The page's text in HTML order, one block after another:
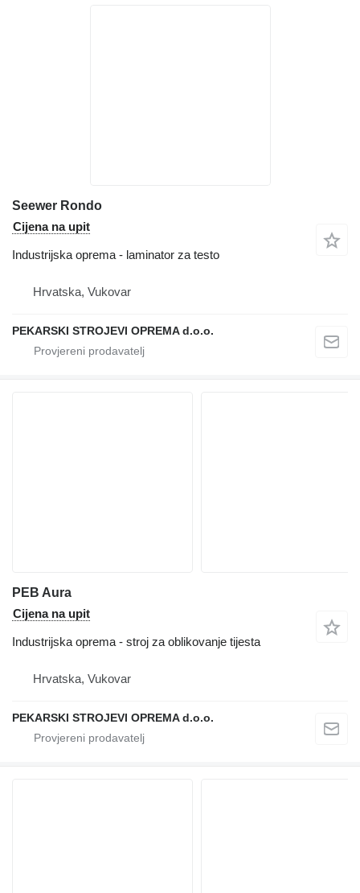
Seewer Rondo
Cijena na upit
Industrijska oprema - laminator za testo
Hrvatska, Vukovar
PEKARSKI STROJEVI OPREMA d.o.o.
PEB Aura
Cijena na upit
Industrijska oprema - stroj za oblikovanje tijesta
Hrvatska, Vukovar
PEKARSKI STROJEVI OPREMA d.o.o.